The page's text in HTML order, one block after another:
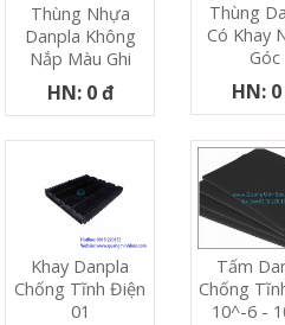
Thùng Nhựa
Danpla Không
Nắp Màu Ghi
HN: 0 đ
Thùng
Có Khay
Góc
HN:
Khay Danpla
Chống Tĩnh Điện
01
Tấm
Chống
10^-6 -